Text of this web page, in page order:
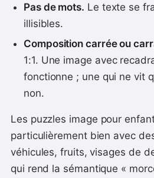
Pas de mots. Le texte se
illisibles.
Composition carrée ou
1:1. Une image avec
fonctionne ; une qui ne vit
non.
Les puzzles image pour
particulièrement bien avec
véhicules, fruits, visages de
qui rend la sémantique «